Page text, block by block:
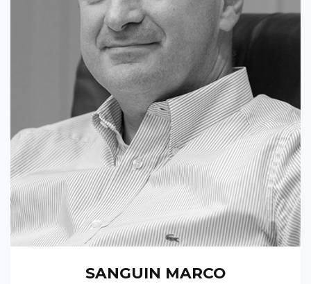
SANGUIN MARCO